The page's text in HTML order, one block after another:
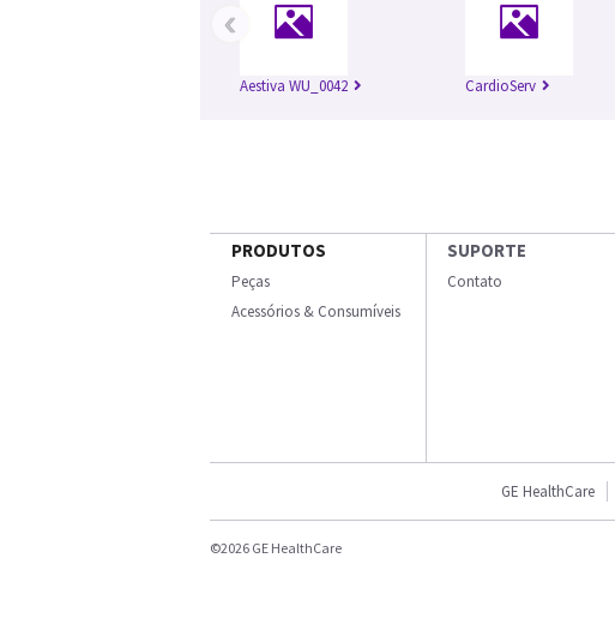
Aestiva WU_0042 CardioServ
‹
PRODUTOS
Peças
Acessórios & Consumíveis
SUPORTE
Contato
GE HealthCare
©2026 GE HealthCare